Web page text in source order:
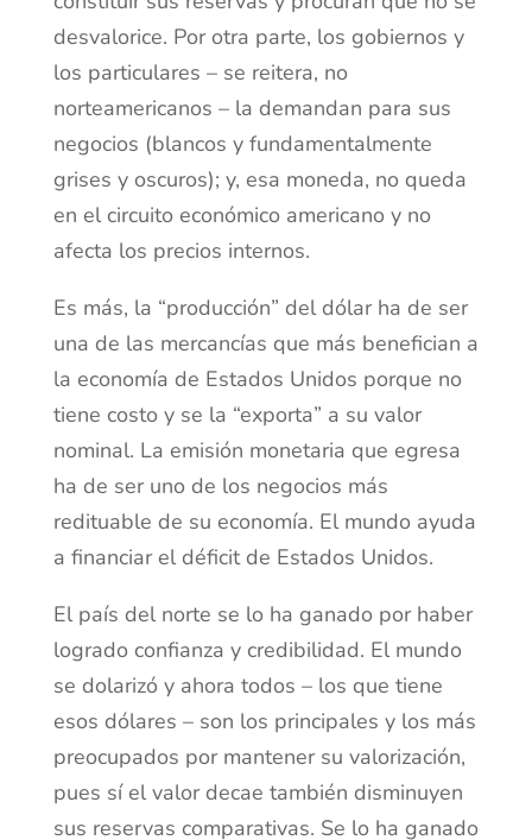
desvalorice. Por otra parte, los gobiernos y
los particulares – se reitera, no
norteamericanos – la demandan para sus
negocios (blancos y fundamentalmente
grises y oscuros); y, esa moneda, no queda
en el circuito económico americano y no
afecta los precios internos.
Es más, la “producción” del dólar ha de ser
una de las mercancías que más benefician a
la economía de Estados Unidos porque no
tiene costo y se la “exporta” a su valor
nominal. La emisión monetaria que egresa
ha de ser uno de los negocios más
redituable de su economía. El mundo ayuda
a financiar el déficit de Estados Unidos.
El país del norte se lo ha ganado por haber
logrado confianza y credibilidad. El mundo
se dolarizó y ahora todos – los que tiene
esos dólares – son los principales y los más
preocupados por mantener su valorización,
pues sí el valor decae también disminuyen
sus reservas comparativas. Se lo ha ganado